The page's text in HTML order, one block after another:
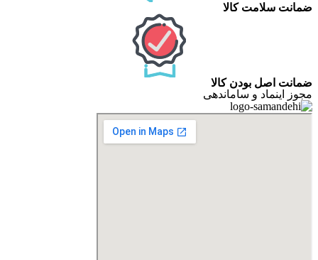
ضمانت سلامت کالا
ضمانت اصل بودن کالا
مجوز اینماد و ساماندهی